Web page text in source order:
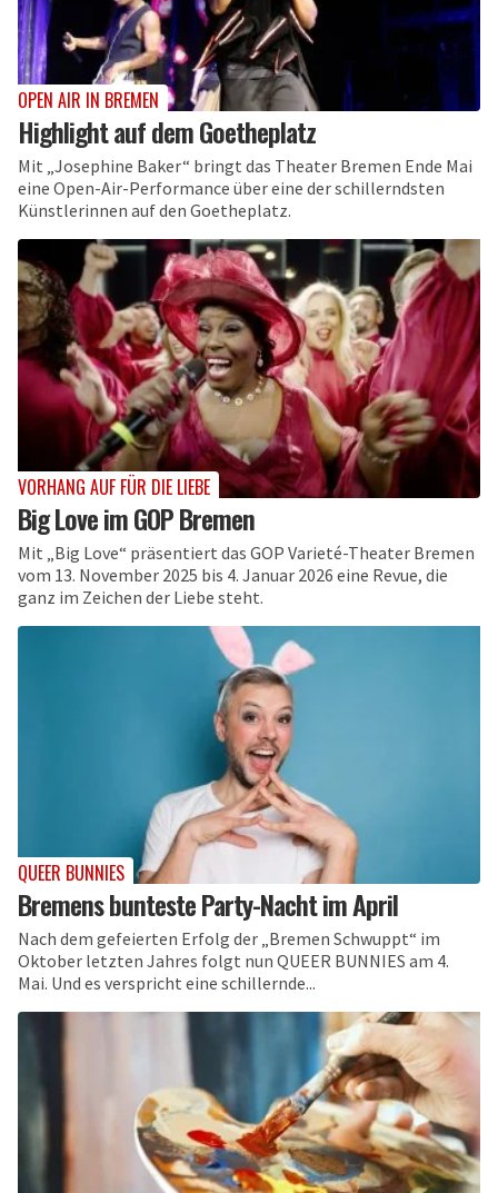
OPEN AIR IN BREMEN
Highlight auf dem Goetheplatz
Mit „Josephine Baker“ bringt das Theater Bremen Ende Mai
eine Open-Air-Performance über eine der schillerndsten
Künstlerinnen auf den Goetheplatz.
VORHANG AUF FÜR DIE LIEBE
Big Love im GOP Bremen
Mit „Big Love“ präsentiert das GOP Varieté-Theater Bremen
vom 13. November 2025 bis 4. Januar 2026 eine Revue, die
ganz im Zeichen der Liebe steht.
QUEER BUNNIES
Bremens bunteste Party-Nacht im April
Nach dem gefeierten Erfolg der „Bremen Schwuppt“ im
Oktober letzten Jahres folgt nun QUEER BUNNIES am 4.
Mai. Und es verspricht eine schillernde...